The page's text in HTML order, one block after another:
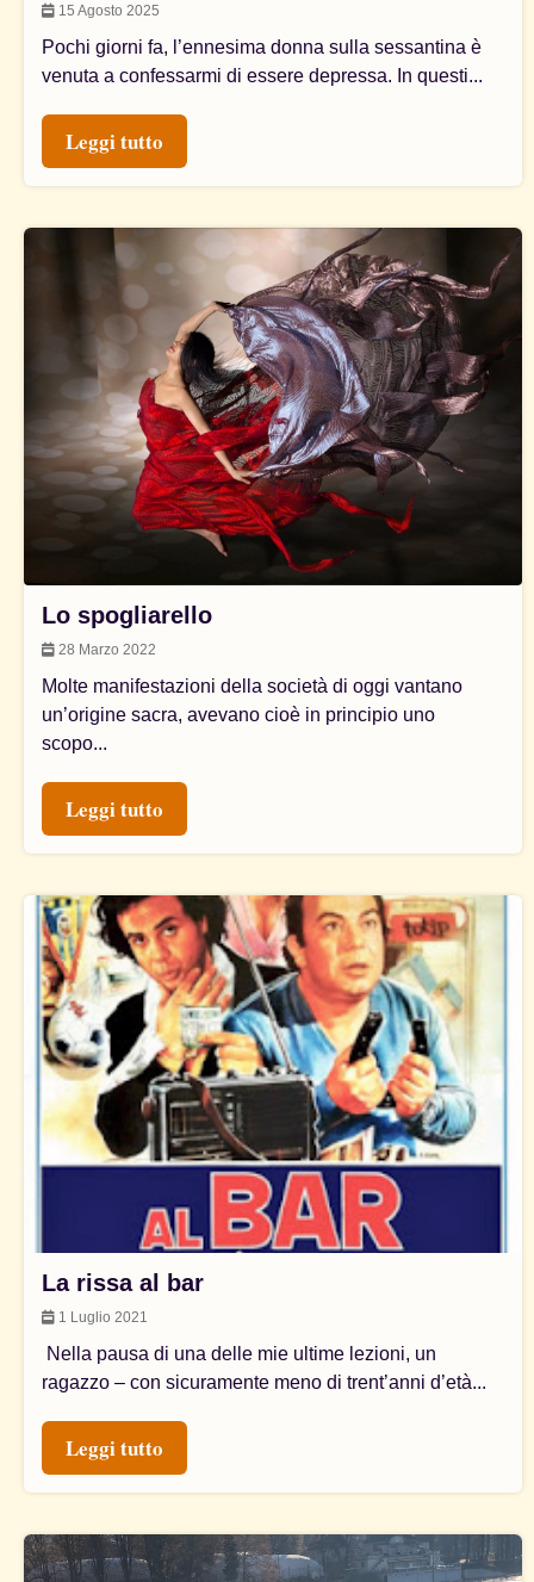
15 Agosto 2025
Pochi giorni fa, l’ennesima donna sulla sessantina è
venuta a confessarmi di essere depressa. In questi...
Leggi tutto
Lo spogliarello
28 Marzo 2022
Molte manifestazioni della società di oggi vantano
un’origine sacra, avevano cioè in principio uno
scopo...
Leggi tutto
La rissa al bar
1 Luglio 2021
Nella pausa di una delle mie ultime lezioni, un
ragazzo – con sicuramente meno di trent’anni d’età...
Leggi tutto